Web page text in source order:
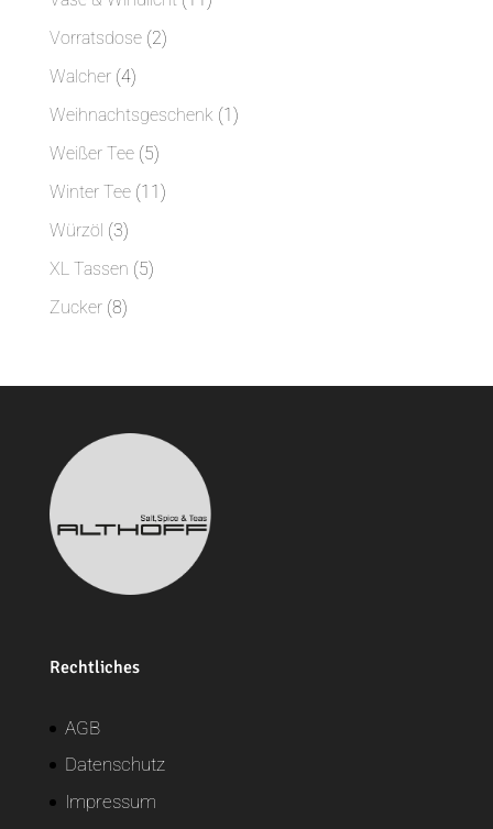
Vorratsdose 22
Walcher 44
Produkte
Weihnachtsgeschenk 11
Weißer Tee 55
Produkte
Winter Tee 1111
Würzöl 33
Produkte
XL Tassen 55
Zucker 88
Rechtliches
AGB
Datenschutz
Impressum